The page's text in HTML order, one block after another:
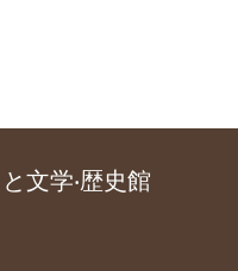
文学‧歴史館